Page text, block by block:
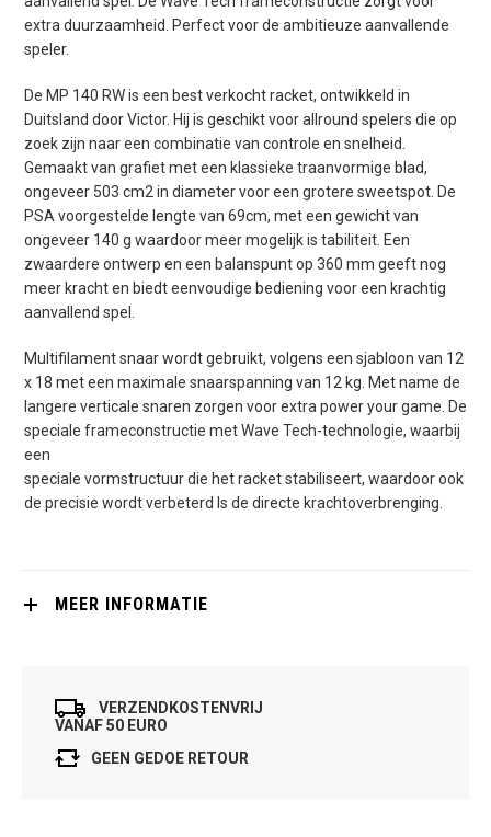
extra duurzaamheid. Perfect voor de ambitieuze aanvallende
speler.
De MP 140 RW is een best verkocht racket, ontwikkeld in
Duitsland door Victor. Hij is geschikt voor allround spelers die op
zoek zijn naar een combinatie van controle en snelheid.
Gemaakt van grafiet met een klassieke traanvormige blad,
ongeveer 503 cm2 in diameter voor een grotere sweetspot. De
PSA voorgestelde lengte van 69cm, met een gewicht van
ongeveer 140 g waardoor meer mogelijk is tabiliteit. Een
zwaardere ontwerp en een balanspunt op 360 mm geeft nog
meer kracht en biedt eenvoudige bediening voor een krachtig
aanvallend spel.
Multifilament snaar wordt gebruikt, volgens een sjabloon van 12
x 18 met een maximale snaarspanning van 12 kg. Met name de
langere verticale snaren zorgen voor extra power your game. De
speciale frameconstructie met Wave Tech-technologie, waarbij
een
speciale vormstructuur die het racket stabiliseert, waardoor ook
de precisie wordt verbeterd ls de directe krachtoverbrenging.
MEER INFORMATIE
VERZENDKOSTENVRIJ
VANAF 50 EURO
GEEN GEDOE RETOUR